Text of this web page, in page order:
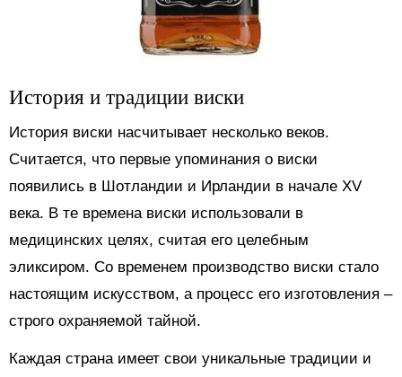
История и традиции виски
История виски насчитывает несколько веков.
Считается, что первые упоминания о виски
появились в Шотландии и Ирландии в начале XV
века. В те времена виски использовали в
медицинских целях, считая его целебным
эликсиром. Со временем производство виски стало
настоящим искусством, а процесс его изготовления –
строго охраняемой тайной.
Каждая страна имеет свои уникальные традиции и